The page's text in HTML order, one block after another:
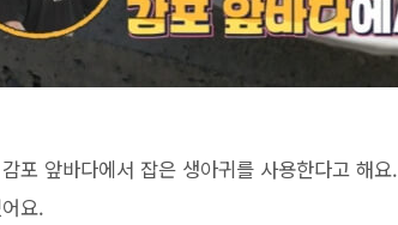
포 앞바다에서 잡은 생아귀를 사용한다고 해요.
요.